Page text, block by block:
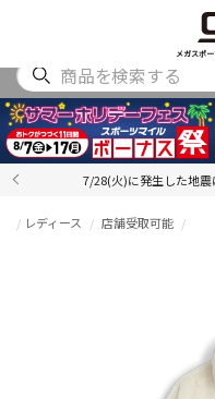
メガスポ
7/28(火)に発生した地
レディース 店舗受取可能